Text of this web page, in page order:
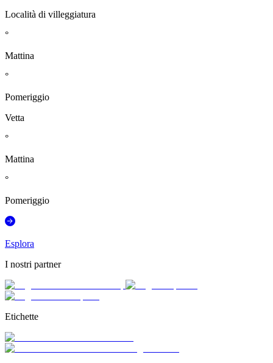
Località di villeggiatura
°
Mattina
°
Pomeriggio
Vetta
°
Mattina
°
Pomeriggio
Esplora
I nostri partner
Etichette